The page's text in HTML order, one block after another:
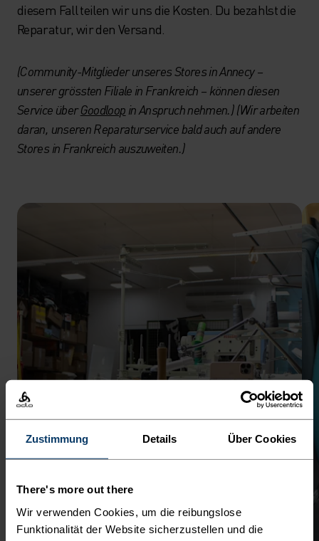
Zustimmung Details Über Cookies
There's more out there
Wir verwenden Cookies, um die reibungslose
Funktionalität der Website sicherzustellen und die
diesem Fall teilen wir uns die Kosten. Du bezahlst die
Reparatur, wir den Versand.
(Community-Mitglieder unseres Stores in Annecy –
unserer grössten Filiale in Frankreich – können diesen
Service überGoodloop in Anspruch nehmen.) (Wir arbeiten
daran, unseren Reparaturservice bald auch auf andere
Stores in Frankreich auszuweiten.)